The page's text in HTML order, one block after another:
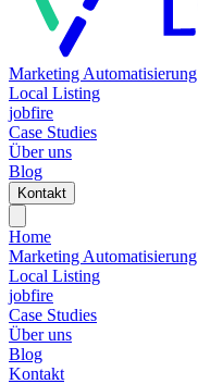
Marketing Automatisierung
Local Listing
jobfire
Case Studies
Über uns
Blog
Kontakt
Home
Marketing Automatisierung
Local Listing
jobfire
Case Studies
Über uns
Blog
Kontakt